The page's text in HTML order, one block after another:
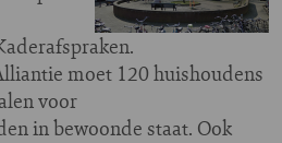
moet 120 huishoudens
voor
in bewoonde staat. Ook